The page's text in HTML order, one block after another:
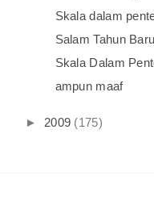
Skala dalam
Salam Tahun Baru
Skala Dalam
ampun maaf
► 2009 (175)